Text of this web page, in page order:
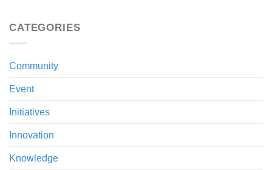
CATEGORIES
Community
Event
Initiatives
Innovation
Knowledge